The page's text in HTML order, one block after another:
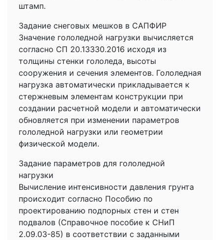
штамп.
Задание снеговых мешков в САПФИР
Значение гололедной нагрузки вычисляется
согласно СП 20.13330.2016 исходя из
толщины стенки гололеда, высоты
сооружения и сечения элементов. Гололедная
нагрузка автоматически прикладывается к
стержневым элементам конструкции при
создании расчетной модели и автоматически
обновляется при изменении параметров
гололедной нагрузки или геометрии
физической модели.
Задание параметров для гололедной
нагрузки
Вычисление интенсивности давления грунта
происходит согласно Пособию по
проектированию подпорных стен и стен
подвалов (Справочное пособие к СНиП
2.09.03-85) в соответствии с заданными